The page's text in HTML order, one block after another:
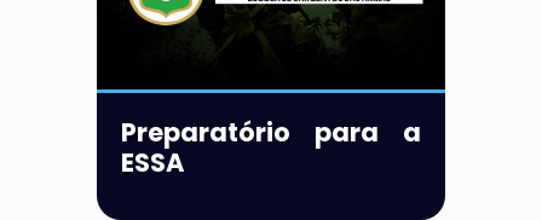
Preparatório para a
ESSA